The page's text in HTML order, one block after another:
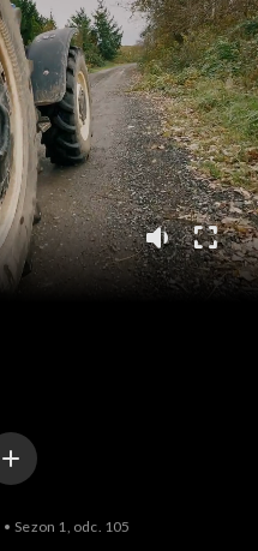
Wichrowe wzgórze
Sezon 1, odc. 105